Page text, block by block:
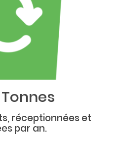
réceptionnées et
par an.